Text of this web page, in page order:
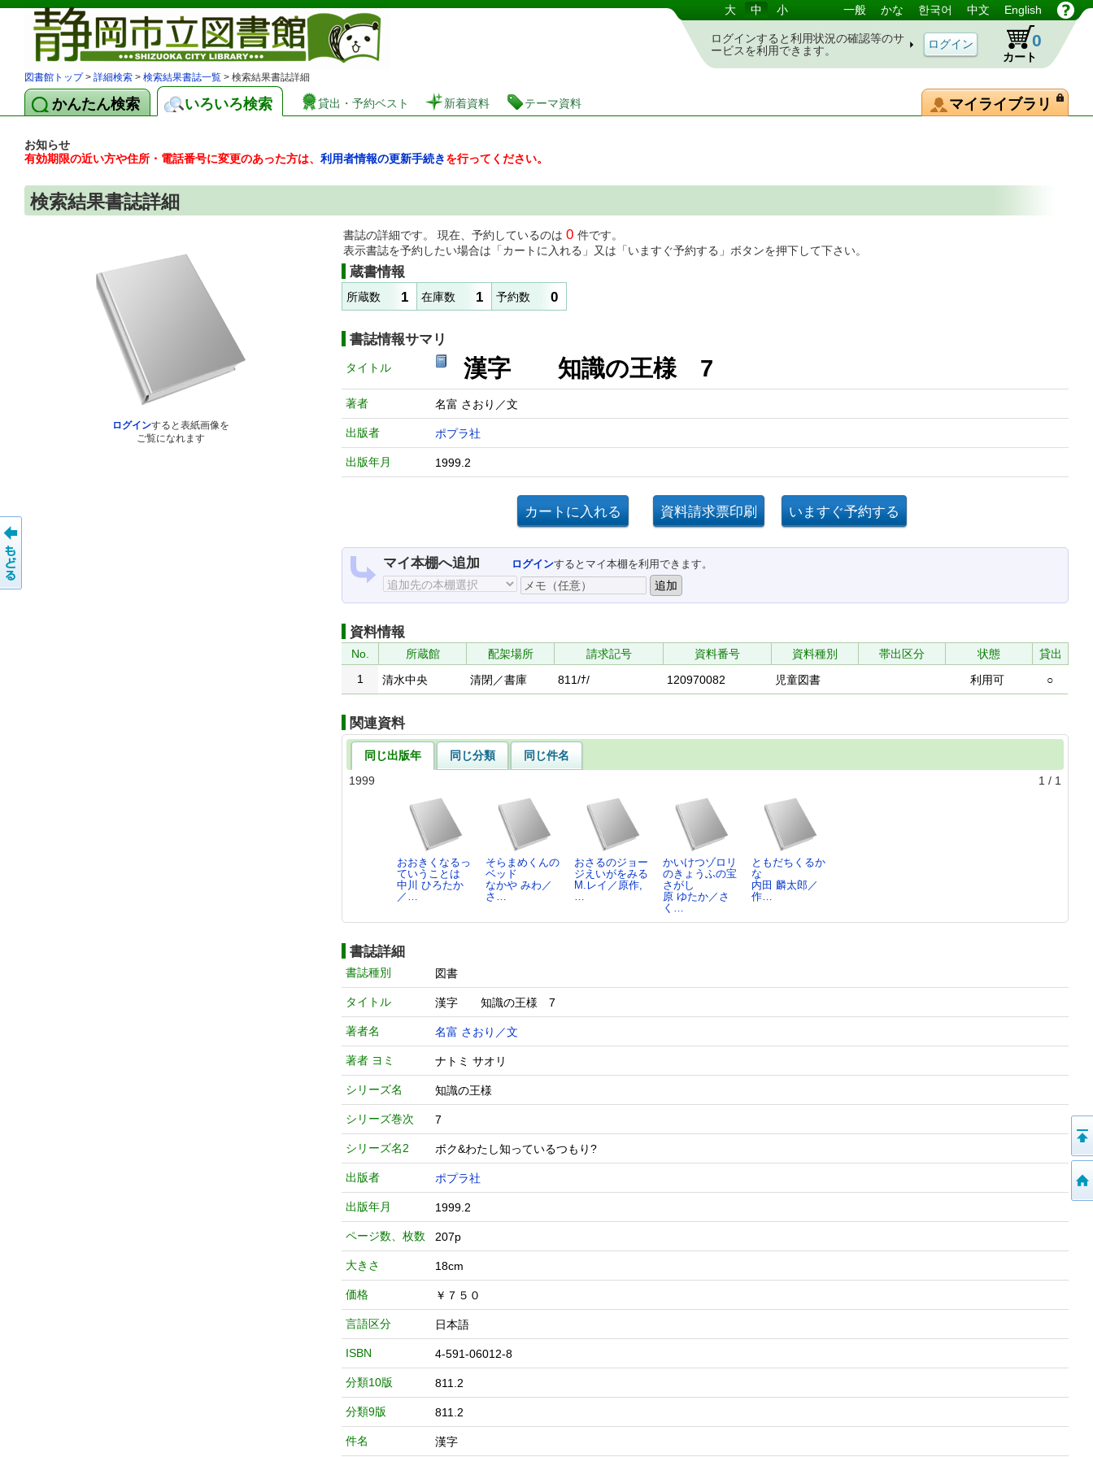
図書館 蔵書検索・予約システム 大 中 小 一般 かな 한국어 中文 English
ログインすると利用状況の確認等のサ
ービスを利用できます。
カート
0
図書館トップ> 詳細検索 > 検索結果書誌一覧 > 検索結果書誌詳細
かんたん検索 いろいろ検索 貸出・予約ベスト 新着資料 テーマ資料 マイライブラリ
お知らせ
有効期限の近い方や住所・電話番号に変更のあった方は、 利用者情報の更新手続きを行ってください。
検索結果書誌詳細
ログインすると表紙画像を
ご覧になれます
書誌の詳細です。 現在、予約しているのは 0 件です。
表示書誌を予約したい場合は「カートに入れる」又は「いますぐ予約する」ボタンを押下して下さい。
蔵書情報
所蔵数 1 在庫数 1 予約数 0
書誌情報サマリ
タイトル 漢字 知識の王様 7
著者 名富 さおり／文
出版者 ポプラ社
出版年月 1999.2
マイ本棚へ追加 ログインするとマイ本棚を利用できます。
資料情報
No. 所蔵館 配架場所 請求記号 資料番号 資料種別 帯出区分 状態
貸出
1
清水中央 清閉／書庫 811/ﾅ/ 120970082 児童図書 利用可 ○
関連資料
同じ出版年 同じ分類
同じ件名
1999
1 / 1
おおきくなるっ
ていうことは
中川 ひろたか
／…
そらまめくんの
ベッド
なかや みわ／
さ…
おさるのジョー
ジえいがをみる
M.レイ／原作,
…
かいけつゾロリ
のきょうふの宝
さがし
原 ゆたか／さ
く…
ともだちくるか
な
内田 麟太郎／
作…
書誌詳細
書誌種別 図書
タイトル 漢字 知識の王様 7
著者名 名富 さおり／文
著者 ヨミ ナトミ サオリ
シリーズ名 知識の王様
シリーズ巻次 7
シリーズ名2 ボク&わたし知っているつもり?
出版者 ポプラ社
出版年月 1999.2
ページ数、枚数 207p
大きさ 18cm
価格 ￥７５０
言語区分 日本語
ISBN 4-591-06012-8
分類10版 811.2
分類9版 811.2
件名 漢字